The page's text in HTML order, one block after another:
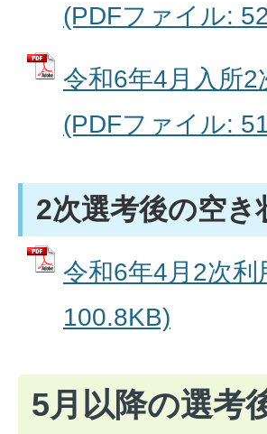
(PDFファイル:
令和6年4月入所2
(PDFファイル:
2次選考後の空き
令和6年4月2次
100.8KB)
5月以降の選考